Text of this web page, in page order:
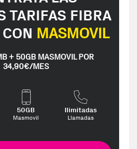
TARIFAS FIBRA
MASMOVIL
+ 50GB MASMOVIL POR
34,90€/MES
50GB
Masmovil
Ilimitadas
Llamadas